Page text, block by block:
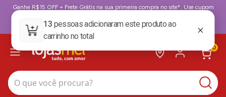
Ganhe R$15 OFF + Frete Grátis na sua primeira compra no site*. Use cupom
BoasVindas
0
O que você procura?